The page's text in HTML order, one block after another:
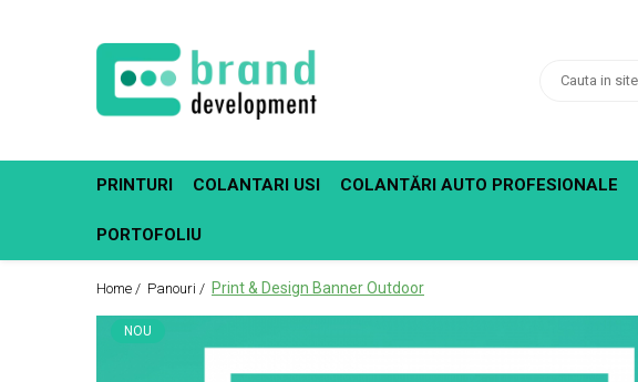
Decor Interior
Fototapet Personalizat
Tablouri CanvasPRINTURI COLANTARI USI COLANTĂRI AUTO PROFESIONALE
PORTOFOLIU
Home / Panouri / Print & Design Banner Outdoor
NOU